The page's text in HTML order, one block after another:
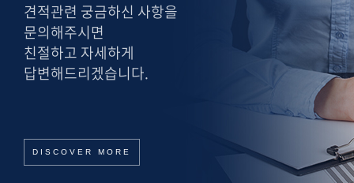
견적관련 궁금하신 사항을
문의해주시면
친절하고 자세하게
답변해드리겠습니다.
DISCOVER MORE